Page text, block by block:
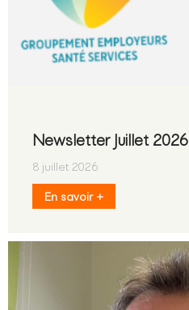
Newsletter Juillet 2026
8 juillet 2026
En savoir +